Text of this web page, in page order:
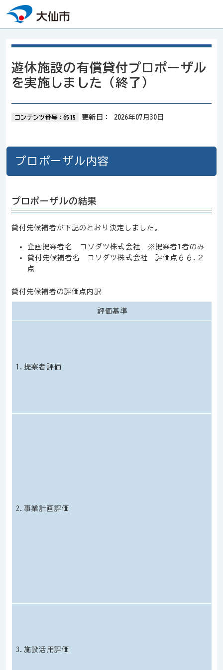
本文へスキップ
遊休施設の有償貸付プロポーザル
を実施しました（終了）
コンテンツ番号：6515 更新日： 2026年07月30日
プロポーザル内容
プロポーザルの結果
貸付先候補者が下記のとおり決定しました。
企画提案者名 コソダツ株式会社 ※提案者1者のみ
貸付先候補者名 コソダツ株式会社 評価点６６.２
点
貸付先候補者の評価点内訳
評価基準
1.提案者評価
2.事業計画評価
3.施設活用評価